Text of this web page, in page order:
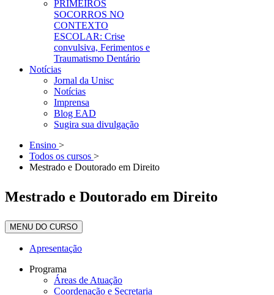
PRIMEIROS
SOCORROS NO
CONTEXTO
ESCOLAR: Crise
convulsiva, Ferimentos e
Traumatismo Dentário
Notícias
Jornal da Unisc
Notícias
Imprensa
Blog EAD
Sugira sua divulgação
Ensino >
Todos os cursos >
Mestrado e Doutorado em Direito
Mestrado e Doutorado em Direito
MENU DO CURSO
Apresentação
Programa
Áreas de Atuação
Coordenação e Secretaria